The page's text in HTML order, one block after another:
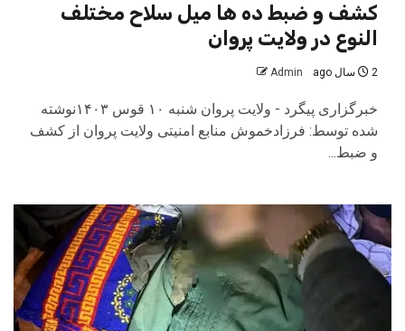
کشف و ضبط ده ها میل سلاح مختلف
النوع در ولایت پروان
2 سال ago Admin
خبرگزاری پیگرد - ولایت پروان شنبه ۱۰ قوس ۱۴۰۳نوشته
شده توسط: فرزادخموش منابع امنیتی ولایت پروان از کشف
و ضبط...